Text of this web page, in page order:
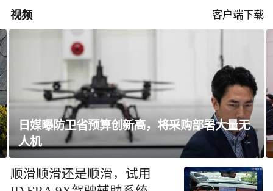
视频 客户端下载
韩国足协就“性招待”外国裁判丑闻致歉
顺滑顺滑还是顺滑，试用